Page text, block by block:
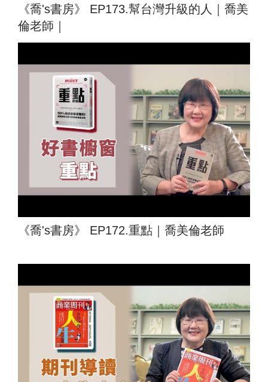
《喬's書房》 EP173.幫台灣升級的人｜喬美
倫老師｜
《喬's書房》 EP172.重點｜喬美倫老師